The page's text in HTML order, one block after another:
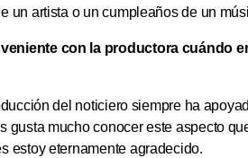
un artista o un cumpleaños de un
con la productora cuándo
del noticiero siempre ha
gusta mucho conocer este aspecto
estoy eternamente agradecido.